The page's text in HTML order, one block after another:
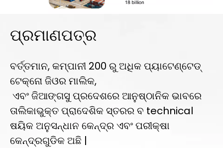
ପ୍ରମାଣପତ୍ର
ବର୍ତ୍ତମାନ, କମ୍ପାନୀ 200 ରୁ ଅଧିକ ପ୍ୟାଟେଣ୍ଟେଡ୍
ଟେକ୍ନୋ ଜିଓର ମାଲିକ,
ଏବଂ ଜିଆଙ୍ଗସୁ ପ୍ରଦେଶରେ ଆନୁଷ୍ଠାନିକ ଭାବରେ
ତାଲିକାଭୁକ୍ତ ପ୍ରାଦେଶିକ ସ୍ତରର ବ technical
ଷୟିକ ଅନୁସନ୍ଧାନ କେନ୍ଦ୍ର ଏବଂ ପରୀକ୍ଷା
କେନ୍ଦ୍ରଗୁଡିକ ଅଛି |